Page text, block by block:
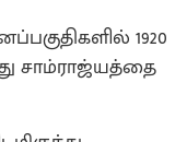
1920
சாம்ராஜ்யத்தை